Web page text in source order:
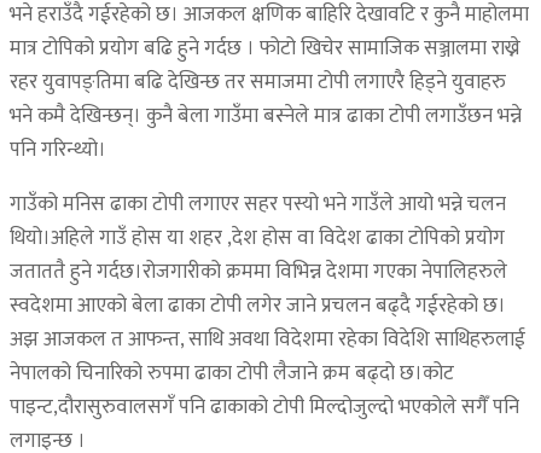
भने हराउँदै गईरहेको छ। आजकल क्षणिक बाहिरि देखावटि र कुनै माहोलमा
मात्र टोपिको प्रयोग बढि हुने गर्दछ । फोटो खिचेर सामाजिक सञ्जालमा राख्ने
रहर युवापङ्तिमा बढि देखिन्छ तर समाजमा टोपी लगाएरै हिड्ने युवाहरु
भने कमै देखिन्छन्। कुनै बेला गाउँमा बस्नेले मात्र ढाका टोपी लगाउँछन भन्ने
पनि गरिन्थ्यो।
गाउँको मनिस ढाका टोपी लगाएर सहर पस्यो भने गाउँले आयो भन्ने चलन
थियो।अहिले गाउँ होस या शहर ,देश होस वा विदेश ढाका टोपिको प्रयोग
जताततै हुने गर्दछ।रोजगारीको क्रममा विभिन्न देशमा गएका नेपालिहरुले
स्वदेशमा आएको बेला ढाका टोपी लगेर जाने प्रचलन बढ्दै गईरहेको छ।
अझ आजकल त आफन्त, साथि अवथा विदेशमा रहेका विदेशि साथिहरुलाई
नेपालको चिनारिको रुपमा ढाका टोपी लैजाने क्रम बढ्दो छ।कोट
पाइन्ट,दौरासुरुवालसगँ पनि ढाकाको टोपी मिल्दोजुल्दो भएकोले सगैँ पनि
लगाइन्छ ।